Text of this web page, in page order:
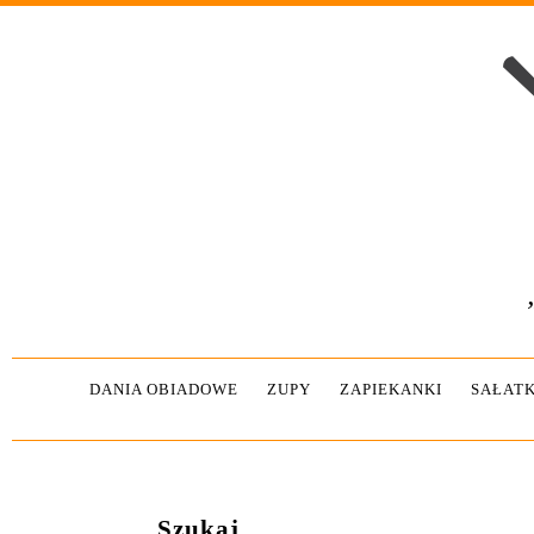
DANIA OBIADOWE ZUPY ZAPIEKANKI